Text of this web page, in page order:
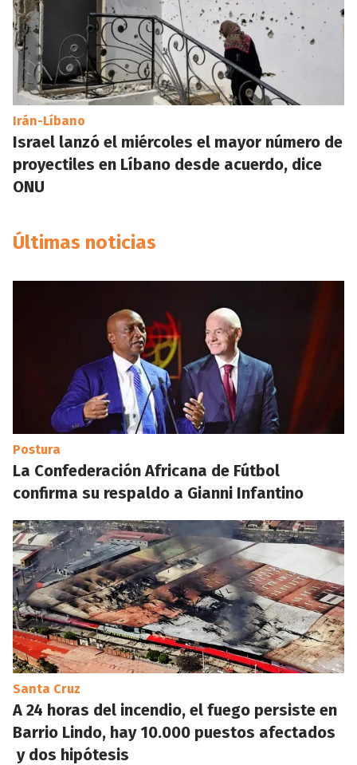
Irán-Líbano
Israel lanzó el miércoles el mayor número de
proyectiles en Líbano desde acuerdo, dice
ONU
Últimas noticias
Postura
La Confederación Africana de Fútbol
confirma su respaldo a Gianni Infantino
Santa Cruz
A 24 horas del incendio, el fuego persiste en
Barrio Lindo, hay 10.000 puestos afectados
y dos hipótesis